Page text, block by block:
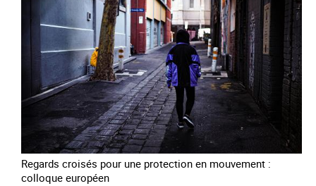
avec
Colombie
Regards croisés pour une protection en mouvement :
colloque européen